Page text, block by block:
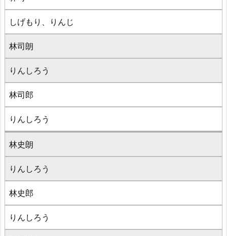
しげもり、りんじ
林司朗
りんしろう
林司郎
りんしろう
林史朗
りんしろう
林史郎
りんしろう